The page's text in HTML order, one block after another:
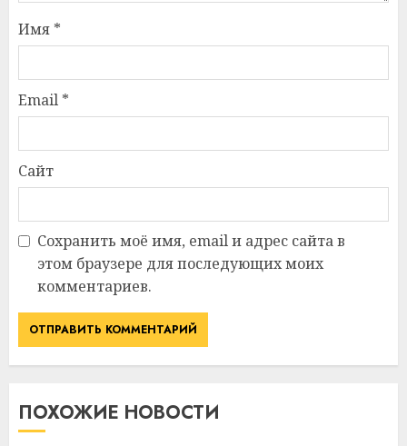
Имя *
Email *
Сайт
Сохранить моё имя, email и адрес сайта в
этом браузере для последующих моих
комментариев.
ПОХОЖИЕ НОВОСТИ